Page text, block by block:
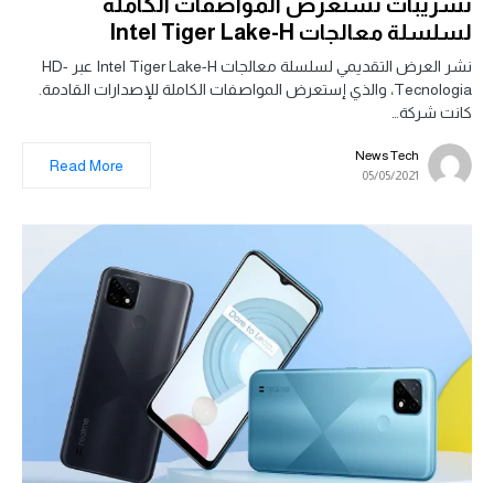
تسريبات تستعرض المواصفات الكاملة
لسلسلة معالجات Intel Tiger Lake-H
نشر العرض التقديمي لسلسلة معالجات Intel Tiger Lake-H عبر HD-
Tecnologia، والذي إستعرض المواصفات الكاملة للإصدارات القادمة.
كانت شركة…
News Tech
05/05/2021
Read More